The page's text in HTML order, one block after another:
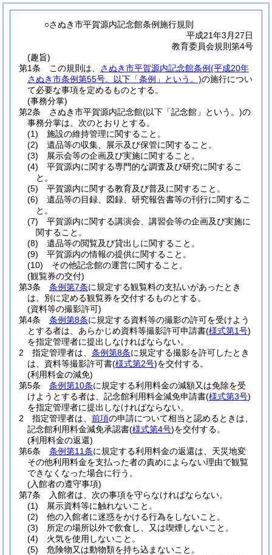
○さぬき市平賀源内記念館条例施行規則
平成21年3月27日
教育委員会規則第4号
(趣旨)
第1条
この規則は、 さぬき市平賀源内記念館条例(平成20年
さぬき市条例第55号。以下「条例」という。)の施行につい
て必要な事項を定めるものとする。
(事務分掌)
第2条
さぬき市平賀源内記念館(以下「記念館」という。)の
事務分掌は、次のとおりとする。
(1)
施設の維持管理に関すること。
(2)
遺品等の収集、展示及び保管に関すること。
(3)
展示会等の企画及び実施に関すること。
(4)
平賀源内に関する専門的な調査及び研究に関するこ
と。
(5)
平賀源内に関する教育及び普及に関すること。
(6)
遺品等の目録、図録、研究報告書等の刊行に関するこ
と。
(7)
平賀源内に関する講演会、講習会等の企画及び実施に
関すること。
(8)
遺品等の閲覧及び貸出しに関すること。
(9)
平賀源内の情報の提供に関すること。
(10)
その他記念館の運営に関すること。
(観覧券の交付)
第3条
条例第7条に規定する観覧料の支払いがあったとき
は、別に定める観覧券を交付するものとする。
(資料等の撮影許可)
第4条
条例第8条に規定する資料等の撮影の許可を受けよう
とする者は、あらかじめ資料等撮影許可申請書(様式第1号)
を指定管理者に提出しなければならない。
2
指定管理者は、 条例第8条に規定する撮影を許可したとき
は、資料等撮影許可書(様式第2号)を交付する。
(利用料金の減免)
第5条
条例第10条に規定する利用料金の減額又は免除を受
けようとする者は、記念館利用料金減免申請書(様式第3号)
を指定管理者に提出しなければならない。
2
指定管理者は、 前項の申請について相当と認めるときは、
記念館利用料金減免承認書(様式第4号)を交付する。
(利用料金の返還)
第6条
条例第11条に規定する利用料金の返還は、天災地変
その他利用料金を支払った者の責めによらない理由で観覧
できなくなった場合に行う。
(入館者の遵守事項)
第7条
入館者は、次の事項を守らなければならない。
(1)
展示資料等に触れないこと。
(2)
他の入館者に迷惑をかける行為をしないこと。
(3)
所定の場所以外で飲食し、又は喫煙しないこと。
(4)
火気を使用しないこと。
(5)
危険物又は動物類を持ち込まないこと。